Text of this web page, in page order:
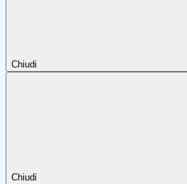
Chiudi
Chiudi